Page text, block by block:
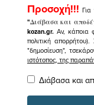
Προσοχή!!!
"Διάβασα και
kozan.gr. Αν, κάποια
πολιτική
"δημοσίευση",
ιστότοπος, της
Διάβασα και